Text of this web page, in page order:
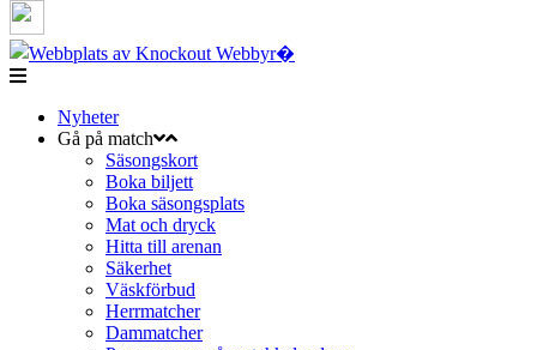
Nyheter
Gå på match
Säsongskort
Boka biljett
Boka säsongsplats
Mat och dryck
Hitta till arenan
Säkerhet
Väskförbud
Herrmatcher
Dammatcher